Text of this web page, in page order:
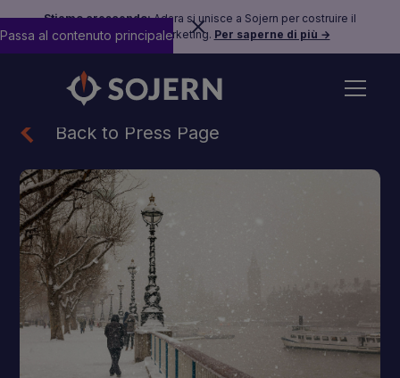
Stiamo crescendo:Adara si unisce a Sojern per costruire il
futuro del travel marketing. Per saperne di più →
Passa al contenuto principale
Back to Press Page